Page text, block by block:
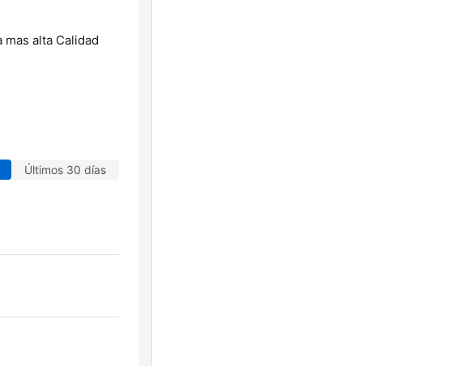
alta Calidad
Últimos 30 días